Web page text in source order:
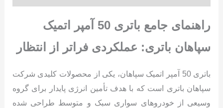
راهنمای جامع باتری 50 آمپر اتمیک
سپاهان باتری: عملکردی فراتر از انتظار
باتری 50 آمپر اتمیک سپاهان، یکی از محصولات کلیدی شرکت
سپاهان باتری است که با هدف تأمین انرژی پایدار برای گروه
وسیعی از خودروهای سواری سبک و متوسط طراحی شده